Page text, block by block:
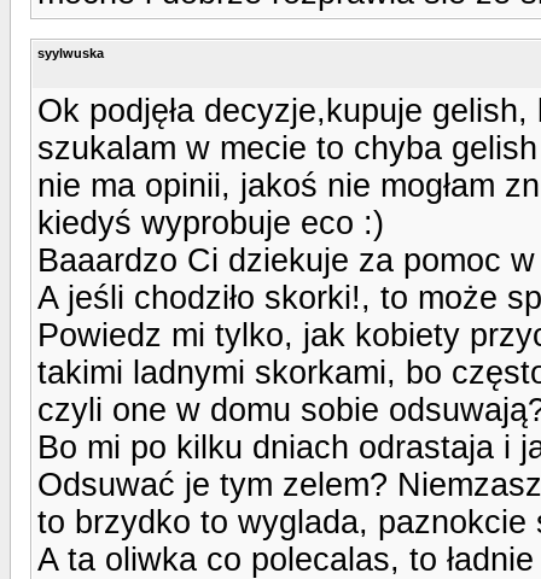
syylwuska
Ok podjęła decyzje,kupuje
szukalam w mecie to chyba
nie ma opinii, jakoś nie mogłam
kiedyś wyprobuje eco :)
Baaardzo Ci dziekuje za pomoc
A jeśli chodziło skorki!, to może
Powiedz mi tylko, jak kobiety
takimi ladnymi skorkami, bo
czyli one w domu sobie
Bo mi po kilku dniach odrastaja i
Odsuwać je tym zelem?
to brzydko to wyglada,
A ta oliwka co polecalas, to